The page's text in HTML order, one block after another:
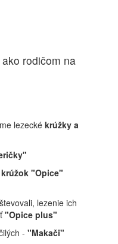
rodičom na
lezecké krúžky a
krúžok "Opice"
lezenie ich
"Opice plus"
- "Makači"